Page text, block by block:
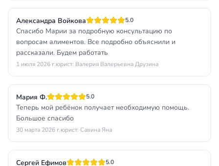
Александра Войкова 5.0
Спасибо Марии за подробную консультацию по
вопросам алиментов. Все подробно объяснили и
рассказали. Будем работать
1 июля 2026 г.юрист: Валерия Валерьевна Друзина
Мария Ф. 5.0
Теперь мой ребёнок получает необходимую помощь.
Большое спасибо
30 марта 2026 г.юрист: Савина Яна
Сергей Ефимов 5.0